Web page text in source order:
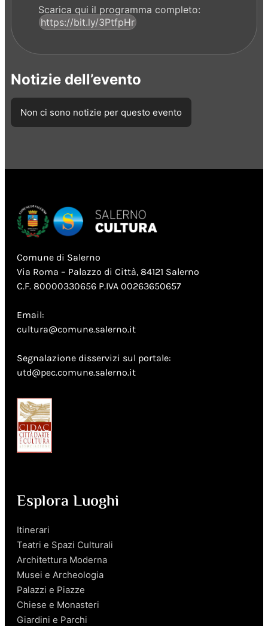
Scarica qui il programma completo:
https://bit.ly/3PtfpHr
Notizie dell’evento
Non ci sono notizie per questo evento
Comune di Salerno
Via Roma – Palazzo di Città, 84121 Salerno
C.F. 80000330656 P.IVA 00263650657
Email:
cultura@comune.salerno.it
Segnalazione disservizi sul portale:
utd@pec.comune.salerno.it
Esplora Luoghi
Itinerari
Teatri e Spazi Culturali
Architettura Moderna
Musei e Archeologia
Palazzi e Piazze
Chiese e Monasteri
Giardini e Parchi